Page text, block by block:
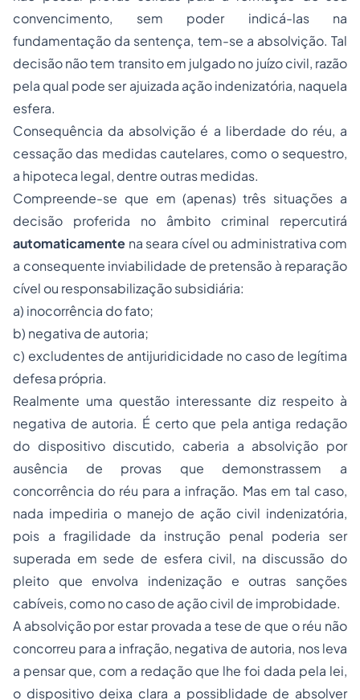
convencimento, sem poder indicá-las na
fundamentação da sentença, tem-se a absolvição. Tal
decisão não tem transito em julgado no juízo civil, razão
pela qual pode ser ajuizada ação indenizatória, naquela
esfera.
Consequência da absolvição é a liberdade do réu, a
cessação das medidas cautelares, como o sequestro,
a hipoteca legal, dentre outras medidas.
Compreende-se que em (apenas) três situações a
decisão proferida no âmbito criminal repercutirá
automaticamente na seara cível ou administrativa com
a consequente inviabilidade de pretensão à reparação
cível ou responsabilização subsidiária:
a) inocorrência do fato;
b) negativa de autoria;
c) excludentes de antijuridicidade no caso de legítima
defesa própria.
Realmente uma questão interessante diz respeito à
negativa de autoria. É certo que pela antiga redação
do dispositivo discutido, caberia a absolvição por
ausência de provas que demonstrassem a
concorrência do réu para a infração. Mas em tal caso,
nada impediria o manejo de ação civil indenizatória,
pois a fragilidade da instrução penal poderia ser
superada em sede de esfera civil, na discussão do
pleito que envolva indenização e outras sanções
cabíveis, como no caso de ação civil de improbidade.
A absolvição por estar provada a tese de que o réu não
concorreu para a infração, negativa de autoria, nos leva
a pensar que, com a redação que lhe foi dada pela lei,
o dispositivo deixa clara a possiblidade de absolver